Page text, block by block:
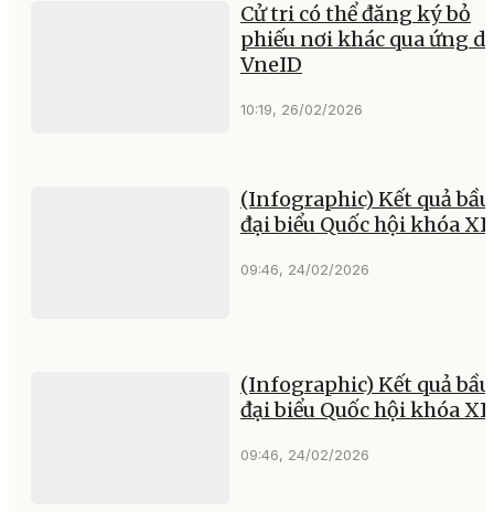
Cử tri có thể đăng ký bỏ
phiếu nơi khác qua ứng
VneID
10:19, 26/02/2026
(Infographic) Kết quả bầu
đại biểu Quốc hội khóa
09:46, 24/02/2026
(Infographic) Kết quả bầu
đại biểu Quốc hội khóa
09:46, 24/02/2026